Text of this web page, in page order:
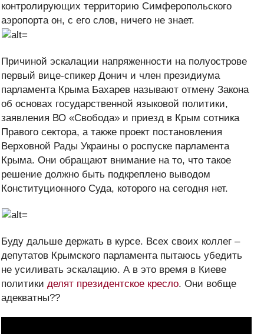
контролирующих территорию Симферопольского
аэропорта он, с его слов, ничего не знает.
Причиной эскалации напряженности на полуострове
первый вице-спикер Донич и член президиума
парламента Крыма Бахарев называют отмену Закона
об основах государственной языковой политики,
заявления ВО «Свобода» и приезд в Крым сотника
Правого сектора, а также проект постановления
Верховной Рады Украины о роспуске парламента
Крыма. Они обращают внимание на то, что такое
решение должно быть подкреплено выводом
Конституционного Суда, которого на сегодня нет.
Буду дальше держать в курсе. Всех своих коллег –
депутатов Крымского парламента пытаюсь убедить
не усиливать эскалацию. А в это время в Киеве
политики делят президентское кресло. Они вобще
адекватны??